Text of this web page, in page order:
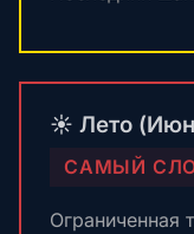
☀️ Лето
САМЫЙ
Ограниченная